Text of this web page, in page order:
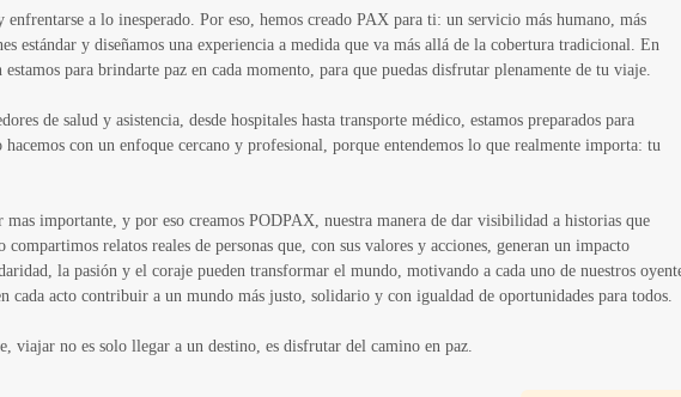
a lo inesperado. Por eso, hemos creado PAX para ti: un servicio más humano, más
estándar y diseñamos una experiencia a medida que va más allá de la cobertura tradicional. En
para brindarte paz en cada momento, para que puedas disfrutar plenamente de tu viaje.
de salud y asistencia, desde hospitales hasta transporte médico, estamos preparados para
con un enfoque cercano y profesional, porque entendemos lo que realmente importa: tu
mas importante, y por eso creamos PODPAX, nuestra manera de dar visibilidad a historias que
relatos reales de personas que, con sus valores y acciones, generan un impacto
la pasión y el coraje pueden transformar el mundo, motivando a cada uno de nuestros
cada acto contribuir a un mundo más justo, solidario y con igualdad de oportunidades para todos.
viajar no es solo llegar a un destino, es disfrutar del camino en paz.